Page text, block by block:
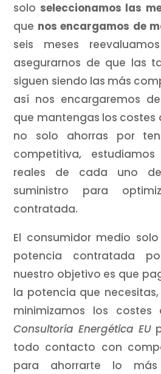
solo seleccionamos las
que nos encargamos de
seis meses
asegurarnos de que las
siguen siendo las más
así nos encargaremos
que mantengas los costes
no solo ahorras por
competitiva,
reales de cada uno
suministro para
contratada.
El consumidor medio
potencia contratada
nuestro objetivo es que
la potencia que
minimizamos los costes
Consultoría Energética EU
todo contacto con
para ahorrarte lo más